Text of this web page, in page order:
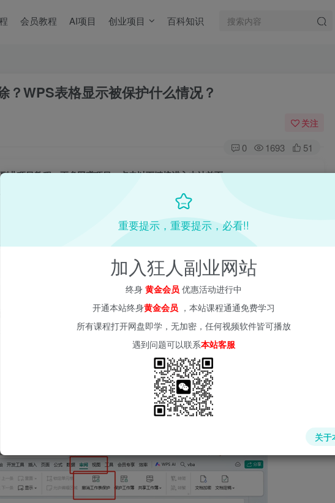
会员教程 AI项目 创业项目 百科知识
？WPS表格显示被保护什么情况？
关注
0 1693 51
业项目教程，更多网赚项目，点击以下链接进入本站首页：
分享各大收费VIP网赚项目和创业教程 - 狂人资源网
接进入本站首页：
教程-狂人资源网 (kr-ai-tool.com）
作表数据不被未经授权的篡改。借助WPS表格的保护功能，您能有效管
权用户进行修改，防止数据遭到误操作或恶意篡改。
阅”选项卡，接着点击“撤消工作表保护”按钮。
重要提示，重要提示，必看!!
加入狂人副业网站
终身 黄金会员 优惠活动进行中
开通本站终身黄金会员 ，本站课程通通免费学习
所有课程打开网盘即学，无加密，任何视频软件皆可播放
遇到问题可以联系本站客服
关于